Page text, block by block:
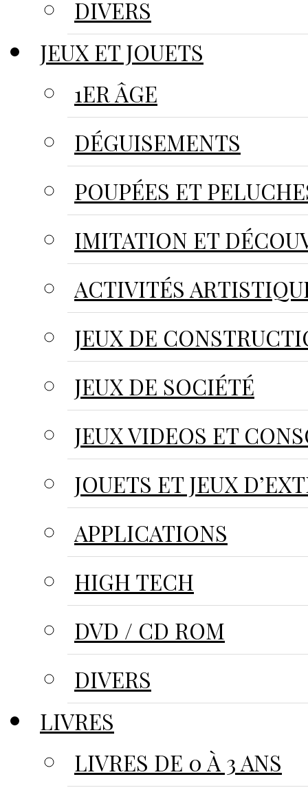
DIVERS
JEUX ET JOUETS
1ER ÂGE
DÉGUISEMENTS
POUPÉES ET
IMITATION ET
ACTIVITÉS
JEUX DE
JEUX DE SOCIÉTÉ
JEUX VIDEOS ET
JOUETS ET JEUX
APPLICATIONS
HIGH TECH
DVD / CD ROM
DIVERS
LIVRES
LIVRES DE 0 À 3 ANS